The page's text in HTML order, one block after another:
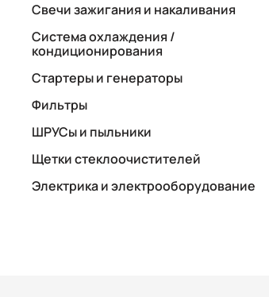
Свечи зажигания и накаливания
Система охлаждения /
кондиционирования
Стартеры и генераторы
Фильтры
ШРУСы и пыльники
Щетки стеклоочистителей
Электрика и электрооборудование